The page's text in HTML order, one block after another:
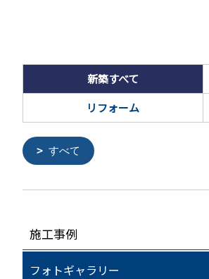
新築すべて
リフォーム
すべて
施工事例
フォトギャラリー